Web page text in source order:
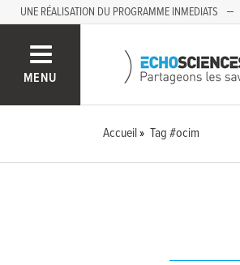
UNE RÉALISATION DU PROGRAMME INMEDIATS
MENU
Accueil Tag #ocim